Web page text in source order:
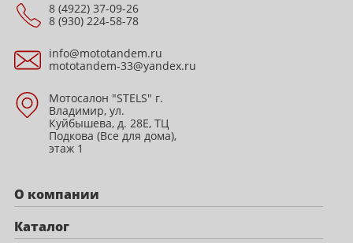
8 (4922) 37-09-26
8 (930) 224-58-78
info@mototandem.ru
mototandem-33@yandex.ru
Мотосалон "STELS" г.
Владимир, ул.
Куйбышева, д. 28Е, ТЦ
Подкова (Все для дома),
этаж 1
О компании
Каталог